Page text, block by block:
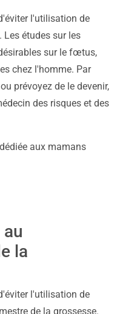
l'utilisation de
études sur les
sur le fœtus,
chez l'homme. Par
prévoyez de le devenir,
des risques et des
aux mamans
la
l'utilisation de
de la grossesse.